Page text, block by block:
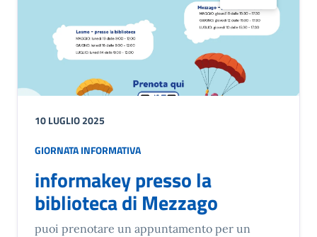
10 LUGLIO 2025
GIORNATA INFORMATIVA
informakey presso la
biblioteca di Mezzago
puoi prenotare un appuntamento per un